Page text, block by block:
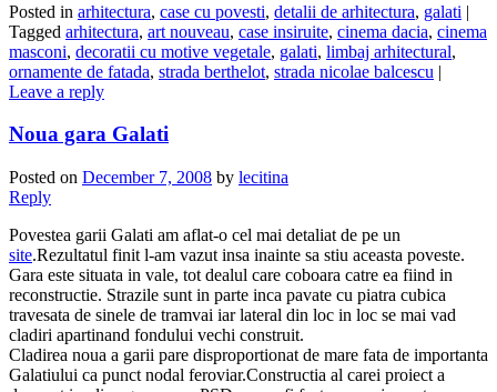
Posted in arhitectura, case cu povesti, detalii de arhitectura, galati |
Tagged arhitectura, art nouveau, case insiruite, cinema dacia, cinema
masconi, decoratii cu motive vegetale, galati, limbaj arhitectural,
ornamente de fatada, strada berthelot, strada nicolae balcescu |
Leave a reply
Noua gara Galati
Posted on December 7, 2008 by lecitina
Reply
Povestea garii Galati am aflat-o cel mai detaliat de pe un
site.Rezultatul finit l-am vazut insa inainte sa stiu aceasta poveste.
Gara este situata in vale, tot dealul care coboara catre ea fiind in
reconstructie. Strazile sunt in parte inca pavate cu piatra cubica
travesata de sinele de tramvai iar lateral din loc in loc se mai vad
cladiri apartinand fondului vechi construit.
Cladirea noua a garii pare disproportionat de mare fata de importanta
Galatiului ca punct nodal feroviar.Constructia al carei proiect a